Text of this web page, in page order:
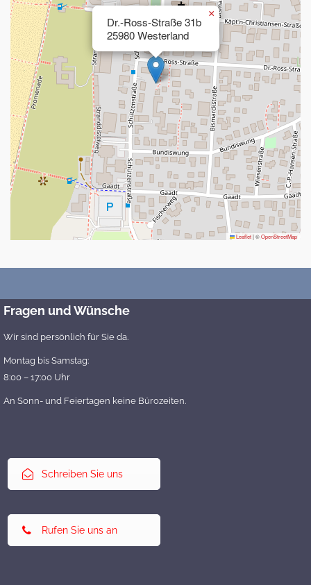
Dr.-Ross-Straße 31b
25980 Westerland
×
Leaflet|©OpenStreetMap
Fragen und Wünsche
Wir sind persönlich für Sie da.
Montag bis Samstag:
8:00 – 17:00 Uhr
An Sonn- und Feiertagen keine Bürozeiten.
Schreiben Sie uns
Rufen Sie uns an